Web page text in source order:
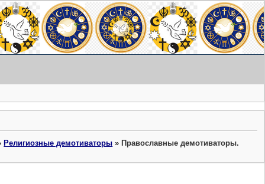
Религиозные демотиваторы »Православные демотиваторы.